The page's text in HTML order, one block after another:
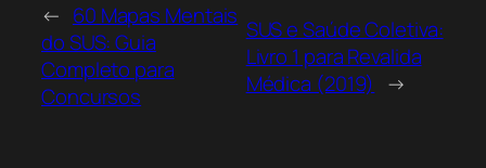
← 60 Mapas Mentais
do SUS: Guia
Completo para
Concursos
SUS e Saúde Coletiva:
Livro 1 para Revalida
Médica (2019)
→